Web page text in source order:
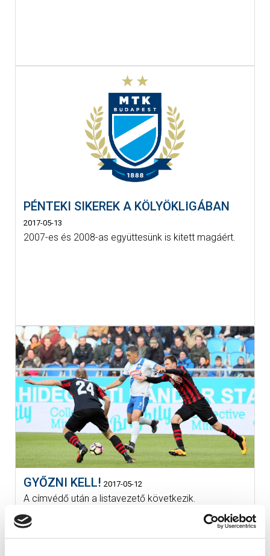
PÉNTEKI SIKEREK A KÖLYÖKLIGÁBAN
2017-05-13
2007-es és 2008-as együttesünk is kitett magáért.
GYŐZNI KELL! 2017-05-12
A címvédő után a listavezető következik.